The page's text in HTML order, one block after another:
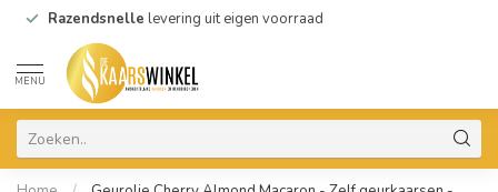
Razendsnelle levering uit eigen voorraad
MENU